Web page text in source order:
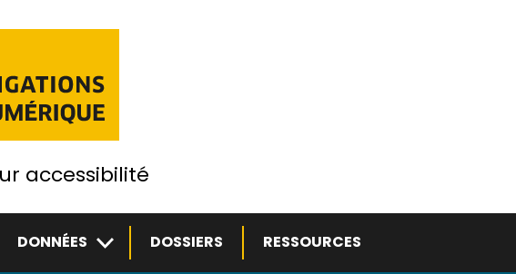
accessibilité
DONNÉES Sous-menuDOSSIERS RESSOURCES